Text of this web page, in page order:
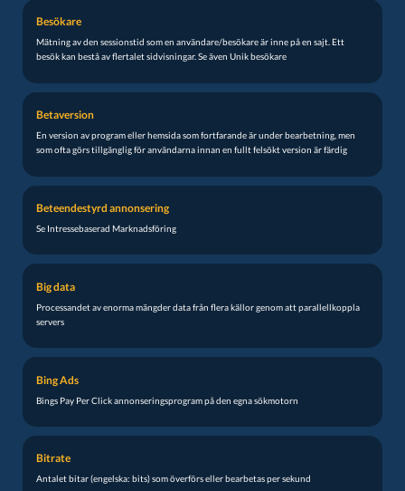
Besökare
Mätning av den sessionstid som en användare/besökare är inne på en sajt. Ett
besök kan bestå av flertalet sidvisningar. Se även Unik besökare
Betaversion
En version av program eller hemsida som fortfarande är under bearbetning, men
som ofta görs tillgänglig för användarna innan en fullt felsökt version är färdig
Beteendestyrd annonsering
Se Intressebaserad Marknadsföring
Big data
Processandet av enorma mängder data från flera källor genom att parallellkoppla
servers
Bing Ads
Bings Pay Per Click annonseringsprogram på den egna sökmotorn
Bitrate
Antalet bitar (engelska: bits) som överförs eller bearbetas per sekund